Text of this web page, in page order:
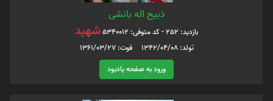
ذبیح اله بانشی
بازدید: 252 - کد متوفی: 5340012 شهید
تولد: 1342/04/08 فوت: 1361/03/27
ورود به صفحه یادبود